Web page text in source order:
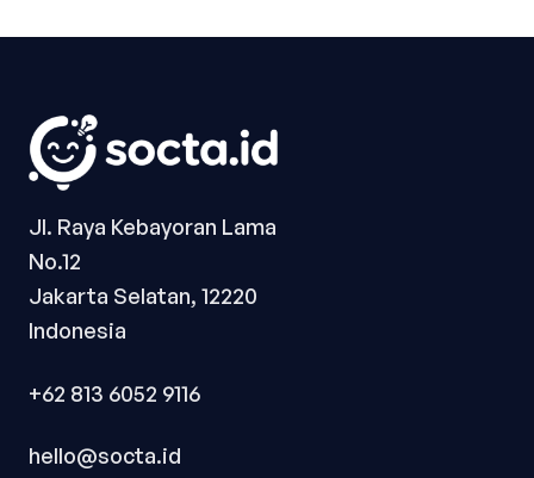
Jl. Raya Kebayoran Lama
No.12
Jakarta Selatan, 12220
Indonesia
+62 813 6052 9116
hello@socta.id